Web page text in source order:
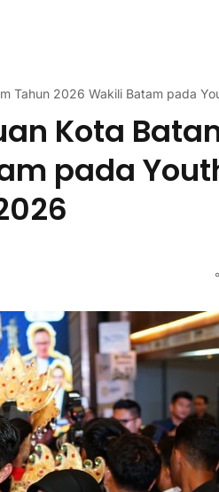
Tahun 2026 Wakili Batam pada
Kota
pada